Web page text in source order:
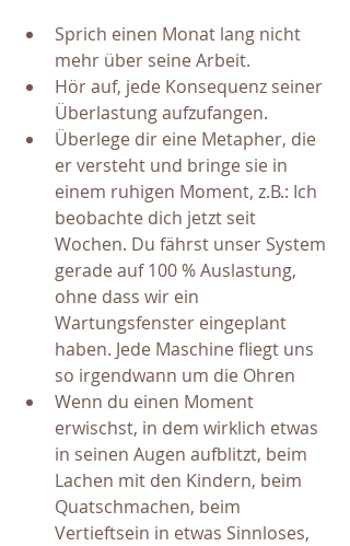
Sprich einen Monat lang nicht
mehr über seine Arbeit.
Hör auf, jede Konsequenz seiner
Überlastung aufzufangen.
Überlege dir eine Metapher, die
er versteht und bringe sie in
einem ruhigen Moment, z.B.: Ich
beobachte dich jetzt seit
Wochen. Du fährst unser System
gerade auf 100 % Auslastung,
ohne dass wir ein
Wartungsfenster eingeplant
haben. Jede Maschine fliegt uns
so irgendwann um die Ohren
Wenn du einen Moment
erwischst, in dem wirklich etwas
in seinen Augen aufblitzt, beim
Lachen mit den Kindern, beim
Quatschmachen, beim
Vertieftsein in etwas Sinnloses,